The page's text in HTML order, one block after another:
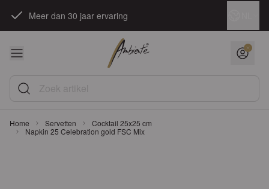
Meer dan 30 jaar ervaring
Zoek artikel
Home Servetten
Cocktail 25x25 cm
Napkin 25 Celebration gold FSC Mix